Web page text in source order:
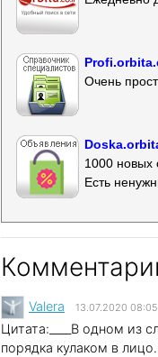
Очень
1000 новых
Есть
Valera 13.07.2020 08:05
Цитата:____В одном из
порядка кулаком в